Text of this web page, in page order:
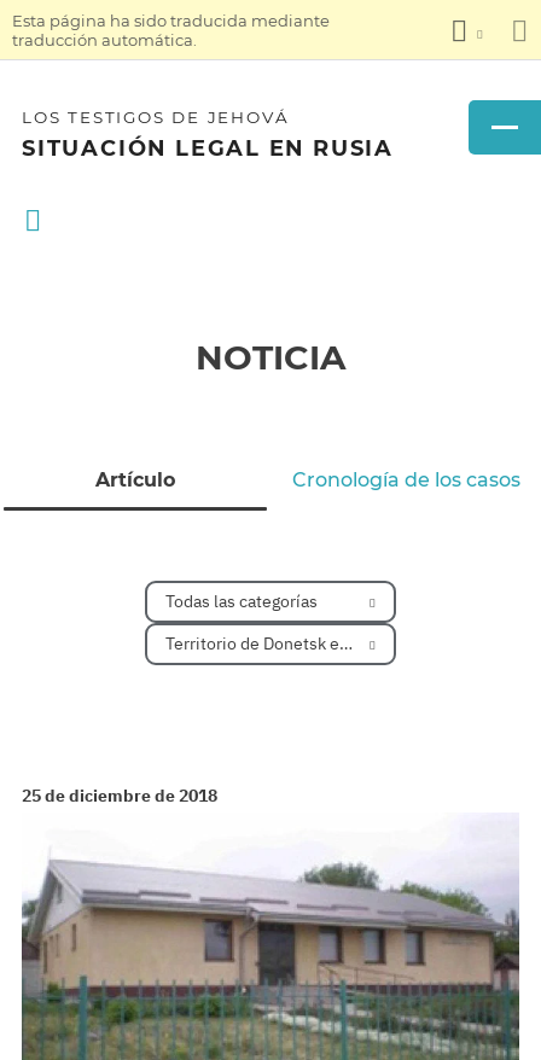
Esta página ha sido traducida mediante
traducción automática.
LOS TESTIGOS DE JEHOVÁ
SITUACIÓN LEGAL EN RUSIA
NOTICIA
Artículo Cronología de los casos
Todas las categorías
Territorio de Donetsk en Ucrania
25 de diciembre de 2018